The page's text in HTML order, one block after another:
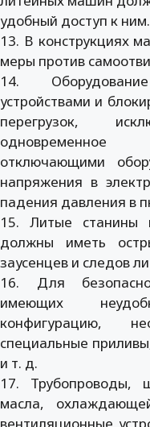
удобный доступ к ним.
13. В конструкциях
меры против
14.
устройствами и
перегрузок,
отключающими
напряжения в
падения давления в
15. Литые станины
должны иметь
заусенцев и следов
16. Для
имеющих
конфигурацию,
специальные
и т. д.
17. Трубопроводы,
масла,